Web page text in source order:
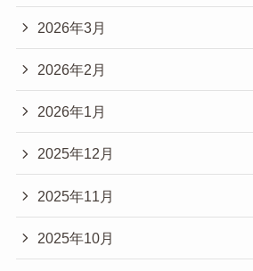
2026年3月
2026年2月
2026年1月
2025年12月
2025年11月
2025年10月